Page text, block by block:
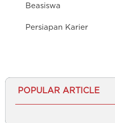
Beasiswa
Persiapan Karier
POPULAR ARTICLE